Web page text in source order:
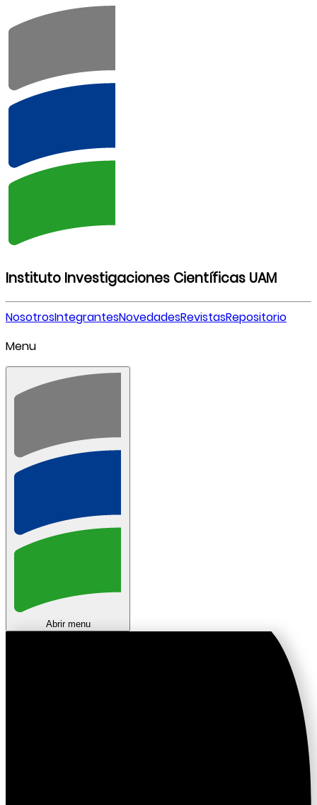
Instituto Investigaciones Científicas UAM
NosotrosIntegrantesNovedadesRevistasRepositorio
Menu
Abrir menu